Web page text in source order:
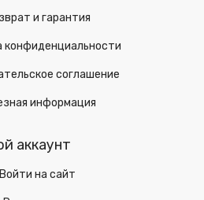
и гарантия
конфиденциальности
соглашение
информация
аккаунт
Войти на сайт